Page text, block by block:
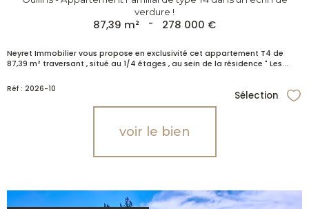
verdure !
87,39 m² - 278 000 €
Neyret Immobilier vous propose en exclusivité cet appartement T4 de
87,39 m² traversant , situé au 1/4 étages , au sein de la résidence " Les...
Réf : 2026-10
Sélection
voir le bien